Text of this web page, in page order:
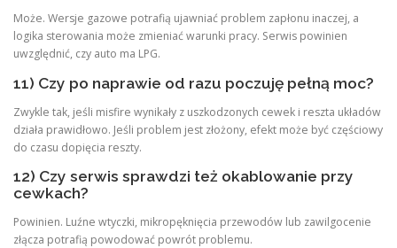
Może. Wersje gazowe potrafią ujawniać problem zapłonu inaczej, a
logika sterowania może zmieniać warunki pracy. Serwis powinien
uwzględnić, czy auto ma LPG.
11) Czy po naprawie od razu poczuję pełną moc?
Zwykle tak, jeśli misfire wynikały z uszkodzonych cewek i reszta układów
działa prawidłowo. Jeśli problem jest złożony, efekt może być częściowy
do czasu dopięcia reszty.
12) Czy serwis sprawdzi też okablowanie przy
cewkach?
Powinien. Luźne wtyczki, mikropęknięcia przewodów lub zawilgocenie
złącza potrafią powodować powrót problemu.